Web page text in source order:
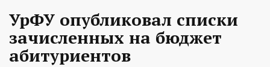
УрФУ опубликовал списки
зачисленных на бюджет
абитуриентов